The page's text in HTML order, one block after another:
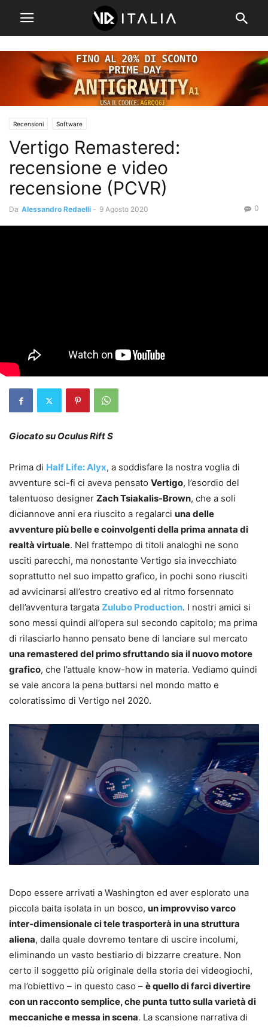
Recensioni Software
Vertigo Remastered:
recensione e video
recensione (PCVR)
Da Alessandro Redaelli - 9 Agosto 2020 0
Giocato su Oculus Rift S
Prima di Half Life: Alyx, a soddisfare la nostra voglia di
avventure sci-fi ci aveva pensato Vertigo, l’esordio del
talentuoso designer Zach Tsiakalis-Brown, che a soli
diciannove anni era riuscito a regalarci una delle
avventure più belle e coinvolgenti della prima annata di
realtà virtuale. Nel frattempo di titoli analoghi ne sono
usciti parecchi, ma nonostante Vertigo sia invecchiato
soprattutto nel suo impatto grafico, in pochi sono riusciti
ad avvicinarsi all’estro creativo ed al ritmo forsennato
dell’avventura targata Zulubo Production. I nostri amici si
sono messi quindi all’opera sul secondo capitolo; ma prima
di rilasciarlo hanno pensato bene di lanciare sul mercato
una remastered del primo sfruttando sia il nuovo motore
grafico, che l’attuale know-how in materia. Vediamo quindi
se vale ancora la pena buttarsi nel mondo matto e
coloratissimo di Vertigo nel 2020.
Dopo essere arrivati a Washington ed aver esplorato una
piccola baita isolata in un bosco, un improvviso varco
inter-dimensionale ci tele trasporterà in una struttura
aliena, dalla quale dovremo tentare di uscire incolumi,
eliminando un vasto bestiario di bizzarre creature. Non
certo il soggetto più originale della storia dei videogiochi,
ma l’obiettivo – in questo caso – è quello di farci divertire
con un racconto semplice, che punta tutto sulla varietà di
meccaniche e messa in scena. La scansione narrativa di